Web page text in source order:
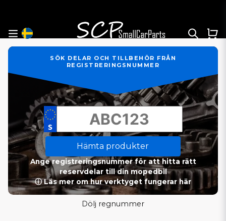
SÖK DELAR OCH TILLBEHÖR FRÅN
REGISTRERINGSNUMMER
Hämta produkter
Ange registreringsnummer för att hitta rätt
reservdelar till din mopedbil
ⓘ Läs mer om hur verktyget fungerar här
Dölj regnummer